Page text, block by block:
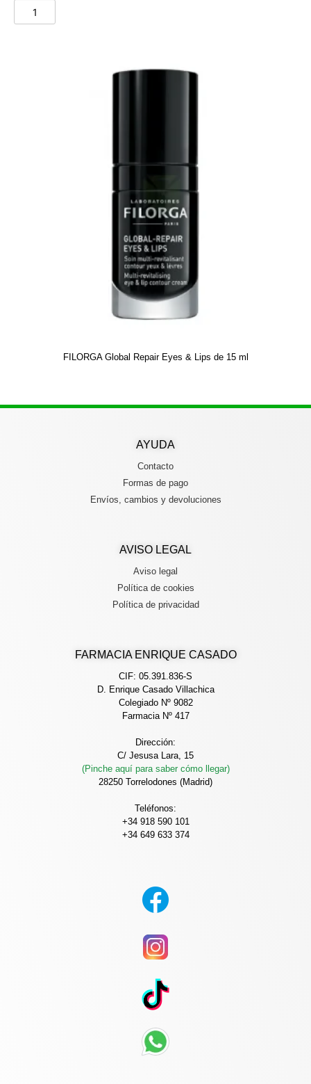
FILORGA Global Repair Eyes & Lips de 15 ml
FARMACIA ENRIQUE CASADO
CIF: 05.391.836-S
D. Enrique Casado Villachica
Colegiado Nº 9082
Farmacia Nº 417
Dirección:
C/ Jesusa Lara, 15
(Pinche aquí para saber cómo llegar)
28250 Torrelodones (Madrid)
Teléfonos:
+34 918 590 101
+34 649 633 374
AVISO LEGAL
Aviso legal
Política de cookies
Política de privacidad
AYUDA
Contacto
Formas de pago
Envíos, cambios y devoluciones